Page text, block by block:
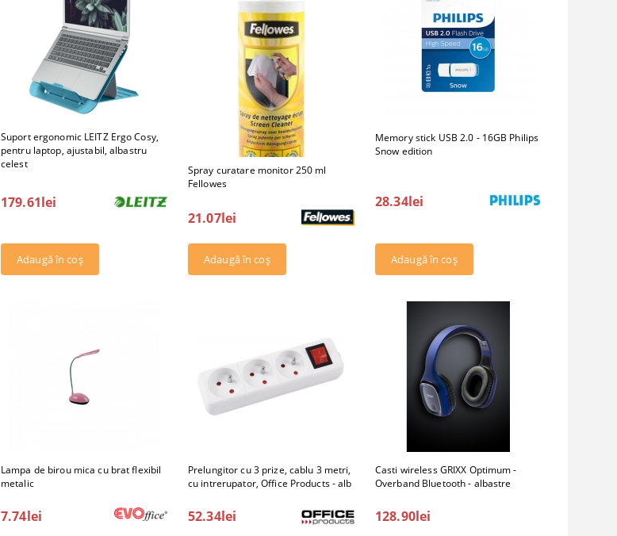
Suport ergonomic LEITZ Ergo Cosy,
pentru laptop, ajustabil, albastru
celest
179.61lei
Spray curatare monitor 250 ml
Fellowes
21.07lei
Memory stick USB 2.0 - 16GB Philips
Snow edition
28.34lei
Lampa de birou mica cu brat flexibil
metalic
7.74lei
Prelungitor cu 3 prize, cablu 3 metri,
cu intrerupator, Office Products - alb
52.34lei
Casti wireless GRIXX Optimum -
Overband Bluetooth - albastre
128.90lei